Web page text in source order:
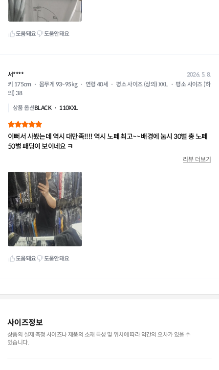
사이즈정보
상품의 실제 측정 사이즈나 제품의 소재 특성 및 위치에 따라 약간의 오차가 있을 수
있습니다.